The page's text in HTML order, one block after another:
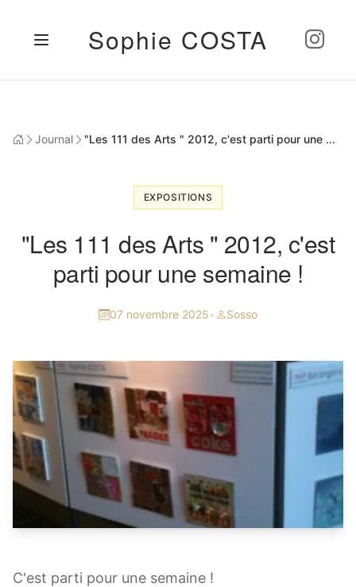
Sophie COSTA
Journal "Les 111 des Arts " 2012, c'est parti pour une ...
EXPOSITIONS
"Les 111 des Arts " 2012, c'est
parti pour une semaine !
07 novembre 2025• Sosso
C'est parti pour une semaine !